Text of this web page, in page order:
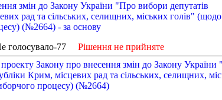
змін до Закону України "Про вибори депутатів
рад та сільських, селищних, міських голів" (щодо
(№2664) - за основу
голосувало-77
Рішення не прийняте
Закону про внесення змін до Закону
Крим, місцевих рад та сільських, селищних,
процесу) (№2664)